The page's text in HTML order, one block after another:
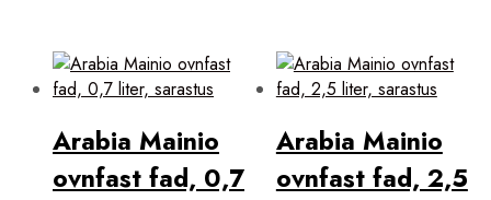
Arabia Mainio
ovnfast fad, 0,7
Arabia Mainio
ovnfast fad, 2,5